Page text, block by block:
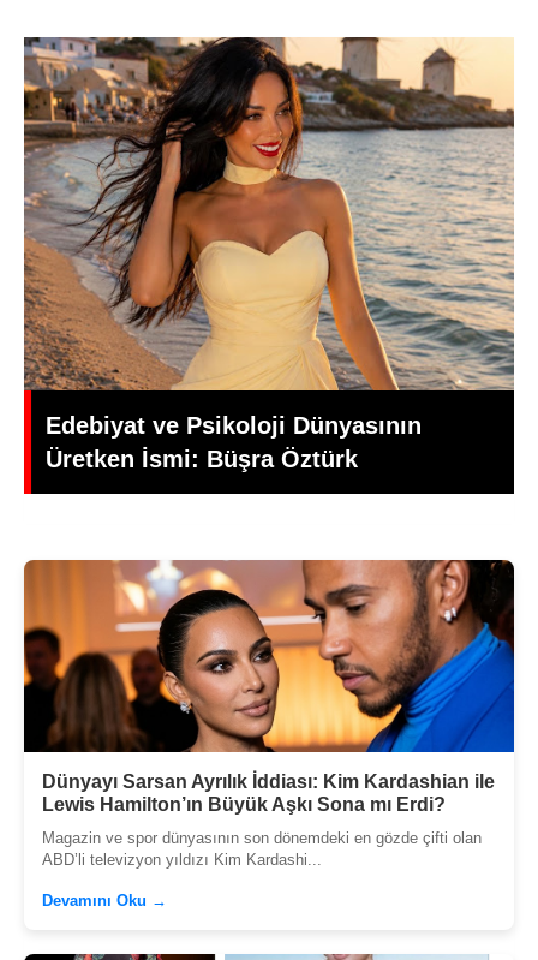
Yeşilçam’da Yas: Kadir İnanır Hayatını
Kaybetti, Yönetmen Mehmet Ali
Gündoğdu’dan Duygusal Veda
Dünyayı Sarsan Ayrılık İddiası: Kim Kardashian ile
Lewis Hamilton’ın Büyük Aşkı Sona mı Erdi?
Magazin ve spor dünyasının son dönemdeki en gözde çifti olan
ABD’li televizyon yıldızı Kim Kardashi...
Devamını Oku →